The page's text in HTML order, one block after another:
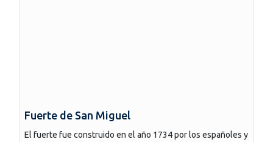
Fuerte de San Miguel
El fuerte fue construido en el año 1734 por los españoles y